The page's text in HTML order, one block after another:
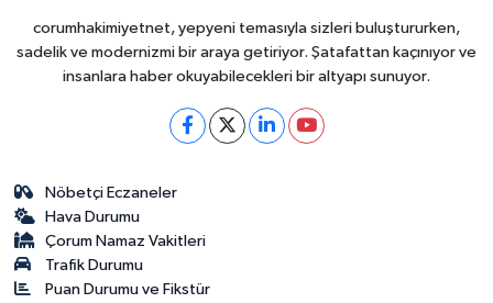
corumhakimiyetnet, yepyeni temasıyla sizleri buluştururken,
sadelik ve modernizmi bir araya getiriyor. Şatafattan kaçınıyor ve
insanlara haber okuyabilecekleri bir altyapı sunuyor.
Nöbetçi Eczaneler
Hava Durumu
Çorum Namaz Vakitleri
Trafik Durumu
Puan Durumu ve Fikstür